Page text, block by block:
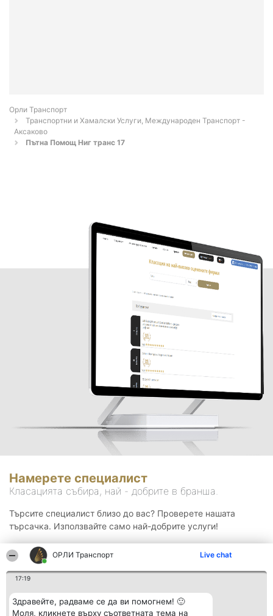
ОРЛИ Транспорт Live chat
17:19
Здравейте, радваме се да ви помогнем! 🙂
Моля, кликнете върху съответната тема на
Орли Транспорт
Транспортни и Хамалски Услуги, Международен Транспорт -
Аксаково
Пътна Помощ Ниг транс 17
Намерете специалист
Класацията събира, най - добрите в бранша.
Търсите специалист близо до вас? Проверете нашата
търсачка. Използвайте само най-добрите услуги!